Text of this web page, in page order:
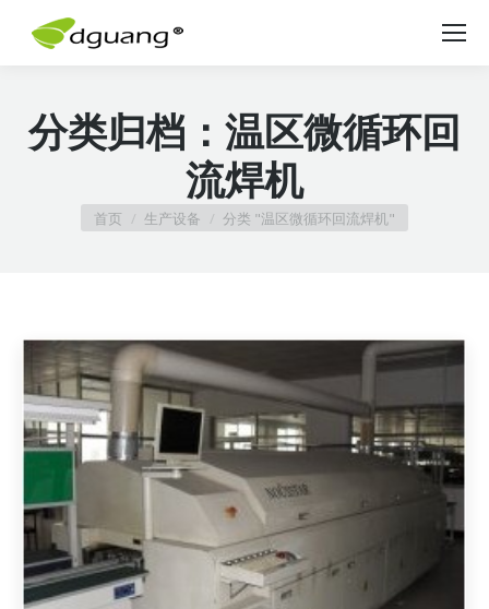
分类归档： 温区微循环回
流焊机
您在这里：
首页 生产设备 分类 "温区微循环回流焊机"